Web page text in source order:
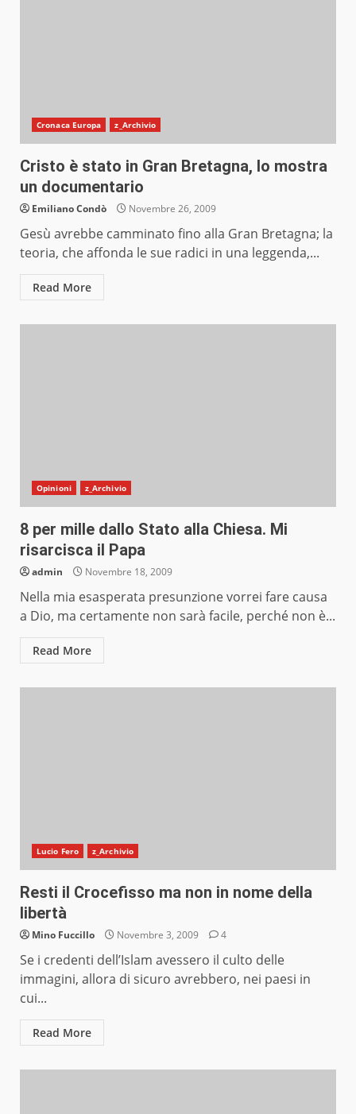
Cronaca Europa z_Archivio
Cristo è stato in Gran Bretagna, lo mostra
un documentario
Emiliano Condò Novembre 26, 2009
Gesù avrebbe camminato fino alla Gran Bretagna; la
teoria, che affonda le sue radici in una leggenda,...
Read More
Opinioni z_Archivio
8 per mille dallo Stato alla Chiesa. Mi
risarcisca il Papa
admin Novembre 18, 2009
Nella mia esasperata presunzione vorrei fare causa
a Dio, ma certamente non sarà facile, perché non è...
Read More
Lucio Fero z_Archivio
Resti il Crocefisso ma non in nome della
libertà
Mino Fuccillo Novembre 3, 2009 4
Se i credenti dell’Islam avessero il culto delle
immagini, allora di sicuro avrebbero, nei paesi in
cui...
Read More